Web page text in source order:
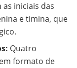
iniciais das
e timina, que
Quatro
formato de